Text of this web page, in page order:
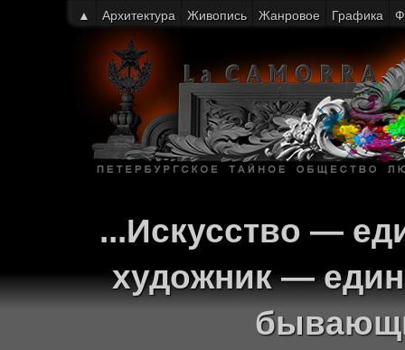
...Искусство —
художник —
▲ Архитектура Живопись Жанровое Графика